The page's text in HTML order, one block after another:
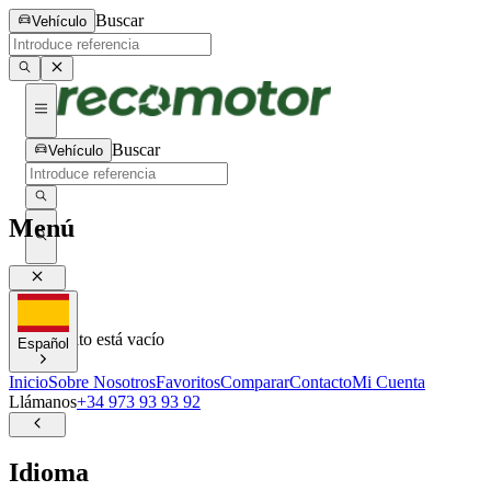
Vehículo Buscar
Vehículo Buscar
0
Tu carrito está vacío
Menú
Español
InicioSobre NosotrosFavoritosCompararContactoMi Cuenta
Llámanos+34 973 93 93 92
Idioma